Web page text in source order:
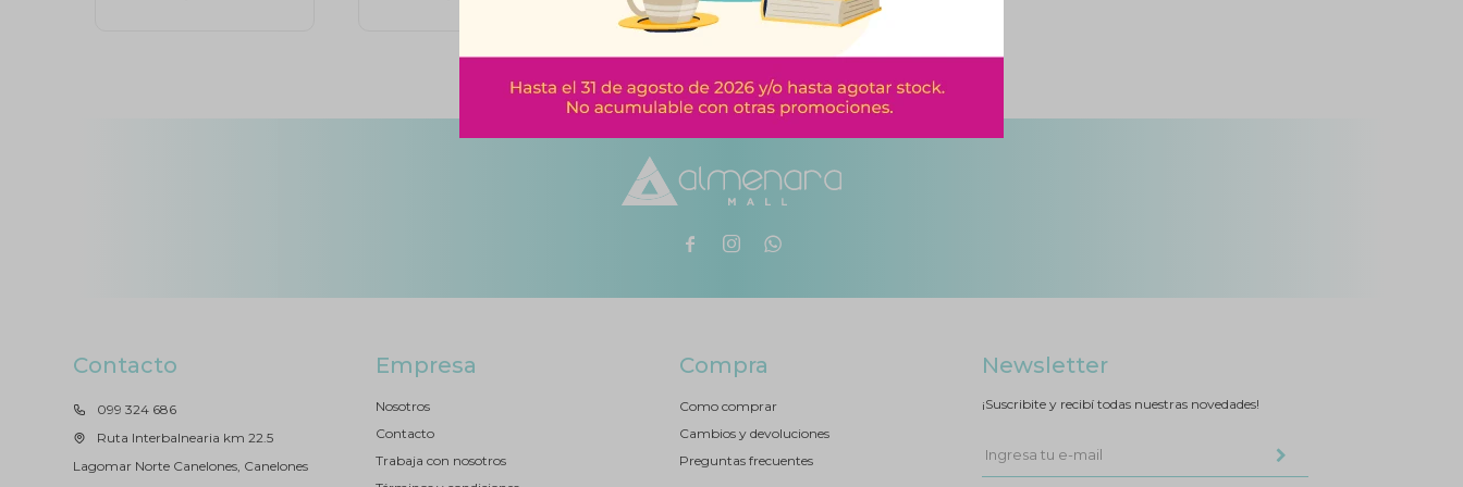
  
Contacto
099 324 686
Ruta Interbalnearia km 22.5
Lagomar Norte Canelones, Canelones
Empresa
Nosotros
Contacto
Trabaja con nosotros
Compra
Como comprar
Cambios y devoluciones
Preguntas frecuentes
Newsletter
¡Suscribite y recibí todas nuestras novedades!